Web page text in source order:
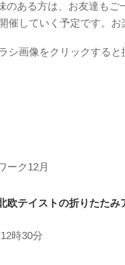
ある方は、お友達もご
していく予定です。お
シ画像をクリックすると
ーク12月
欧テイストの折りたたみ
時30分